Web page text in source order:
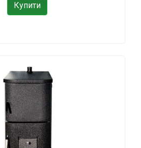
Купити